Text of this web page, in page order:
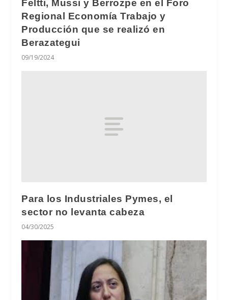
Feltti, Mussi y Berrozpe en el Foro
Regional Economía Trabajo y
Producción que se realizó en
Berazategui
09/19/2024
Para los Industriales Pymes, el
sector no levanta cabeza
04/30/2025